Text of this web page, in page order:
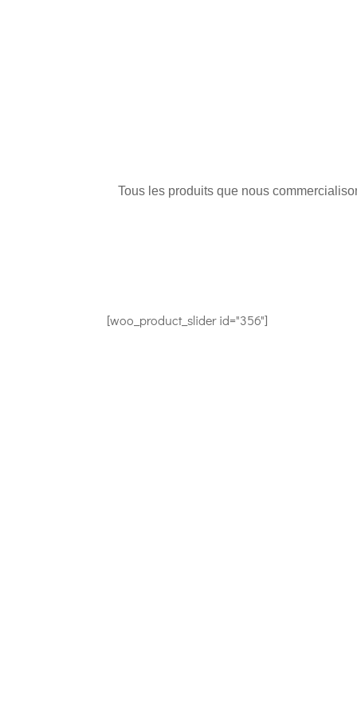
Tous les produits que nous
[woo_product_slider id="356"]